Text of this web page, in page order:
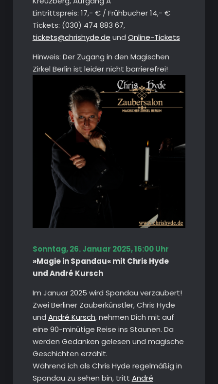
Eintrittspreis: 17,- € / Frühbucher 14,- €
Tickets: (030) 474 883 67‬,
tickets@chrishyde.de und Online-Tickets
Hinweis: Der Zugang in den Magischen
Zirkel Berlin ist leider nicht barrierefrei!
Sonntag, 26. Januar 2025, 16:00 Uhr
»Magie in Spandau« mit Chris Hyde
und André Kursch
Im Januar 2025 wird Spandau verzaubert!
Zwei Berliner Zauberkünstler, Chris Hyde
und André Kursch, nehmen Dich mit auf
eine 90-minütige Reise ins Staunen. Da
werden Gedanken gelesen und magische
Geschichten erzählt.
Während ich als Chris Hyde regelmäßig in
Spandau zu sehen bin, tritt André